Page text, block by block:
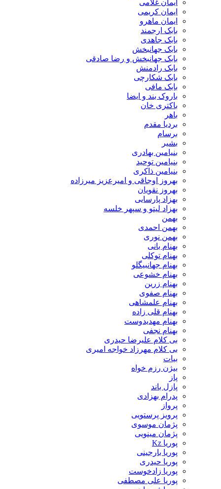
ایمان غلامی
ایمان کریمی
ایمان ماهرو
بابک ارجمند
بابک جاهدی
بابک جهانبخش
بابک جهانبخش و رضا صادقی
بابک رادمنش
بابک شکارچی
بابک مافی
باروک بند و ایضا
باکتری خان
باهر
بردیا مقدم
برسام
بشیر
بنیامین بهادری
بنیامین توحید
بنیامین ذاکری
بهروز اوجاقی و امیرعزیز میرزاده
بهروز نقویان
بهزاد پارسایی
بهزاد لیتو و سپهر خلسه
بهمن
بهمن احمدی
بهمن نوری
بهنام بانی
بهنام توکلی
بهنام جهانبیگلو
بهنام خشوعی
بهنام زرین
بهنام صفوی
بهنام علمشاهی
بهنام قلی زاده
بهنام مهدیدوست
بهنام نجفی
بی کلام علیرضا حیدری
بی کلام مهرزاد خواجه امیری
بیات
بیژن رزم خواه
پاز
پازل باند
پدرام بهزادی
پرواز
پرویز پرستویی
پژمان موسوی
پژمان مینویی
پوریا Kz
پوریا بارجینی
پوریا حیدری
پوریا زادخوست
پوریا علی مصطفی